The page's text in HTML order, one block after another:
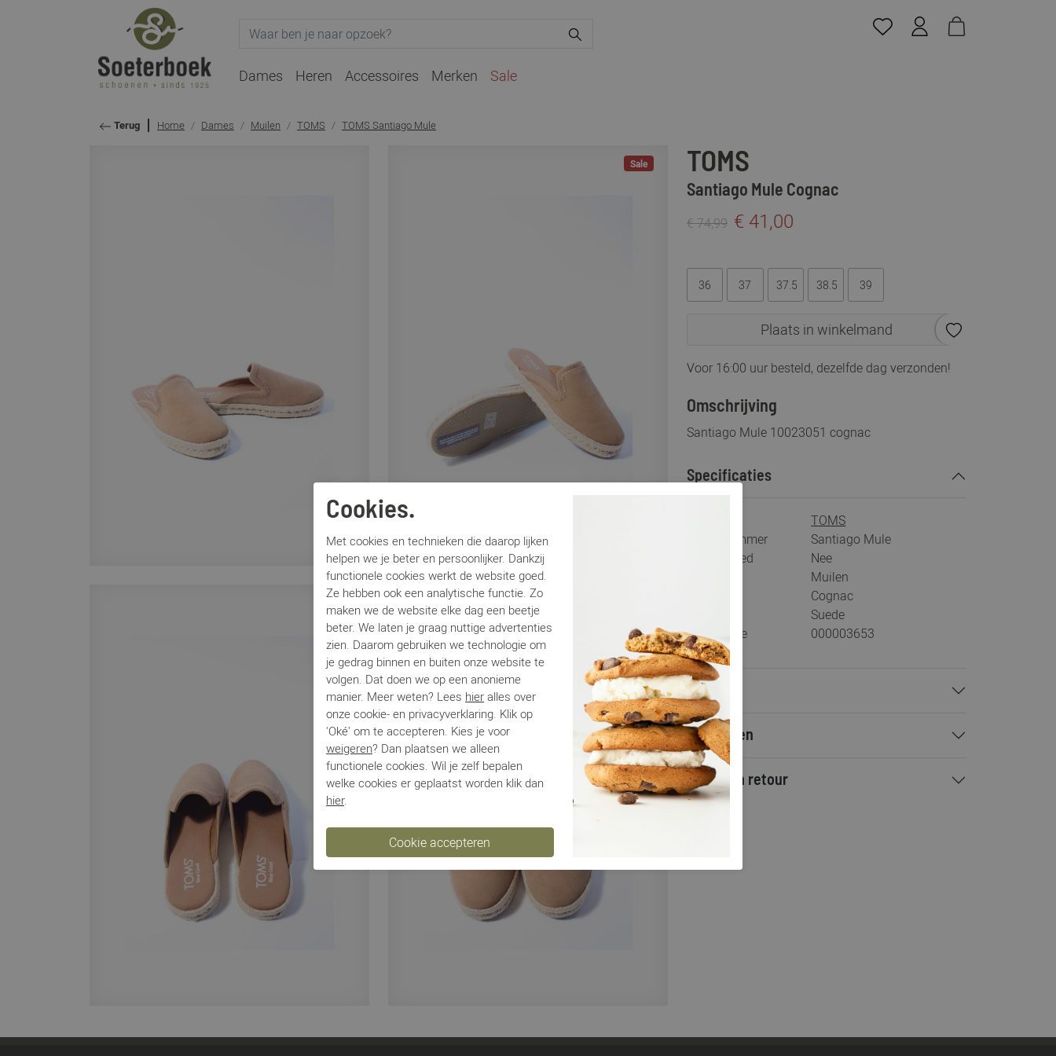
Dames Heren Accessoires Merken Sale
Terug Home Dames Muilen TOMS TOMS Santiago Mule
Sale TOMS
Santiago Mule Cognac
€ 74,99 € 41,00
36 37 37.5 38.5 39
Plaats in winkelmand
Voor 16:00 uur besteld, dezelfde dag verzonden!
Omschrijving
Santiago Mule 10023051 cognac
Specificaties
TOMS
Artikelnummer
Santiago Mule
Los voetbed
Nee
Muilen
Cognac
Suede
Bestelcode
000003653
Betalen
Verzenden
Ruilen en retour
Cookies.
Met cookies en technieken die daarop lijken
helpen we je beter en persoonlijker. Dankzij
functionele cookies werkt de website goed.
Ze hebben ook een analytische functie. Zo
maken we de website elke dag een beetje
beter. We laten je graag nuttige advertenties
zien. Daarom gebruiken we technologie om
je gedrag binnen en buiten onze website te
volgen. Dat doen we op een anonieme
manier. Meer weten? Lees hier alles over
onze cookie- en privacyverklaring. Klik op
'Oké' om te accepteren. Kies je voor
weigeren? Dan plaatsen we alleen
functionele cookies. Wil je zelf bepalen
welke cookies er geplaatst worden klik dan
hier.